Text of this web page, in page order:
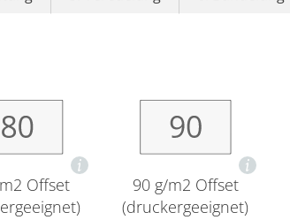
Offset
90 g/m2 Offset
(druckergeeignet)